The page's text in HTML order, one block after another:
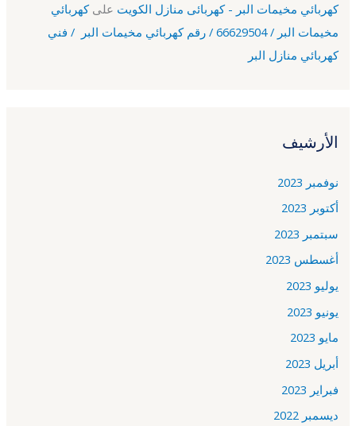
كهربائي مخيمات البر - كهربائى منازل الكويت علىكهربائي
مخيمات البر / 66629504 / رقم كهربائي مخيمات البر / فني
كهربائي منازل البر
الأرشيف
نوفمبر 2023
أكتوبر 2023
سبتمبر 2023
أغسطس 2023
يوليو 2023
يونيو 2023
مايو 2023
أبريل 2023
فبراير 2023
ديسمبر 2022